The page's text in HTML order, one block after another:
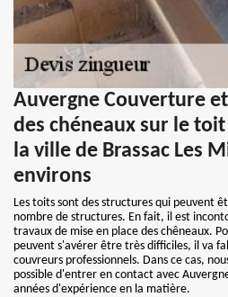
Auvergne Couverture
des chéneaux sur le
la ville de Brassac Les
environs
Les toits sont des structures qui peuvent
nombre de structures. En fait, il est
travaux de mise en place des chêneaux.
peuvent s'avérer être très difficiles, il va
couvreurs professionnels. Dans ce cas,
possible d'entrer en contact avec
années d'expérience en la matière.